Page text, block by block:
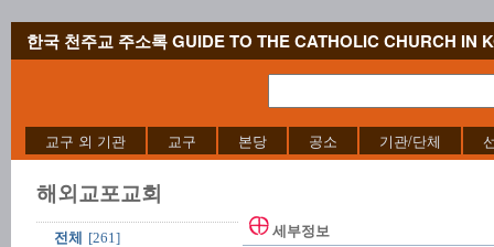
한국 천주교 주소록 GUIDE TO THE CATHOLIC CHURCH IN
교구 외 기관 교구 본당 공소 기관/단체
해외교포교회
전체
[261]
세부정보